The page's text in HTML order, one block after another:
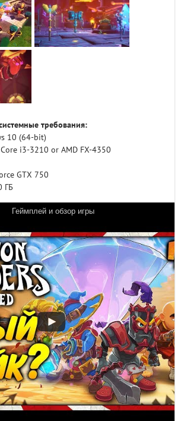
требования:
10 (64-bit)
i3-3210 or AMD FX-4350
GTX 750
ГБ
Геймплей и обзор игры